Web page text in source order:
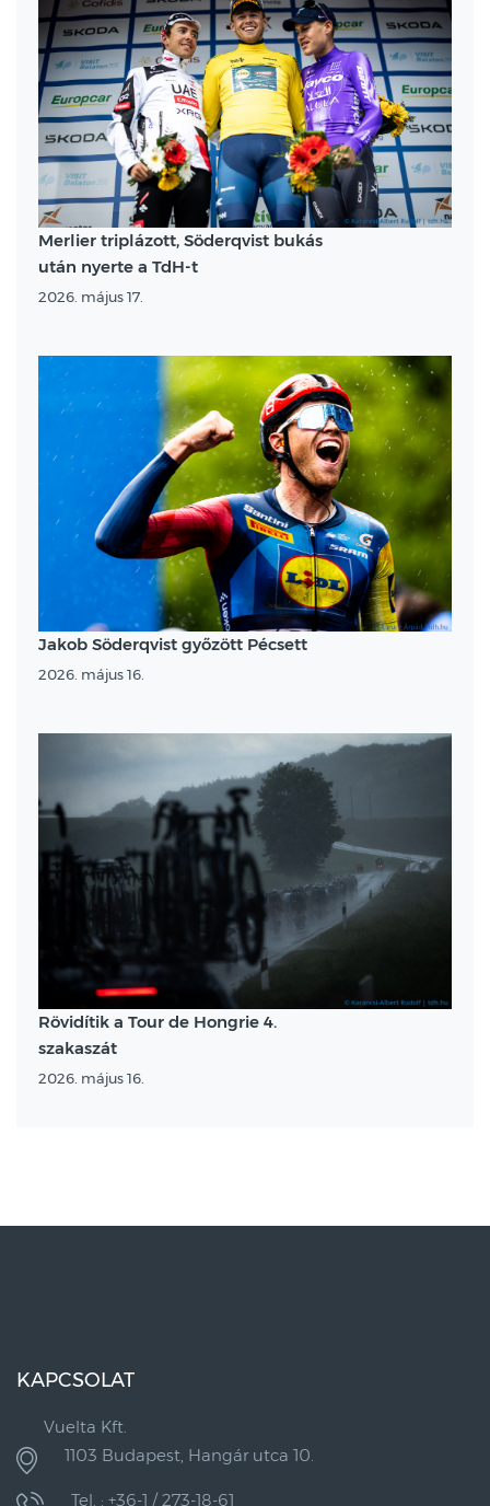
Merlier triplázott, Söderqvist bukás
után nyerte a TdH-t
2026. május 17.
Jakob Söderqvist győzött Pécsett
2026. május 16.
Rövidítik a Tour de Hongrie 4.
szakaszát
2026. május 16.
KAPCSOLAT
Vuelta Kft.
1103 Budapest, Hangár utca 10.
Tel. : +36-1 / 273-18-61